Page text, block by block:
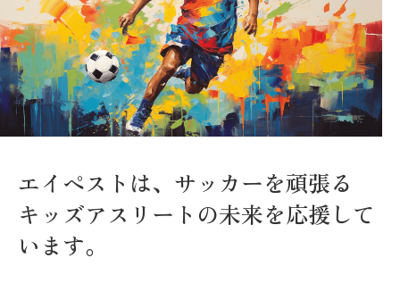
エイペストは、サッカーを頑張る
キッズアスリートの未来を応援して
います。